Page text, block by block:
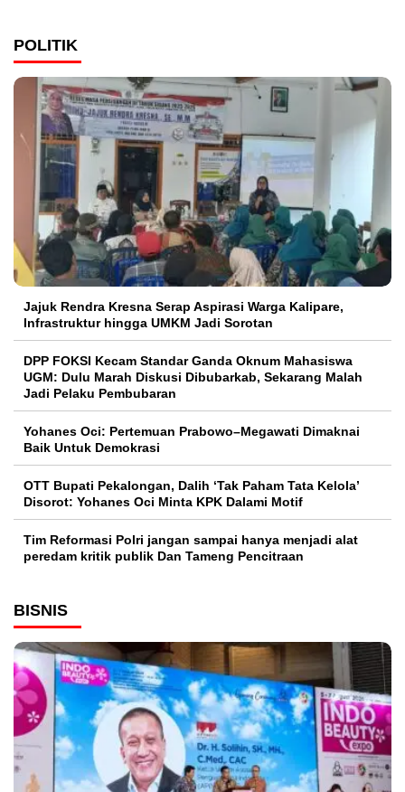
POLITIK
Jajuk Rendra Kresna Serap Aspirasi Warga Kalipare,
Infrastruktur hingga UMKM Jadi Sorotan
DPP FOKSI Kecam Standar Ganda Oknum Mahasiswa
UGM: Dulu Marah Diskusi Dibubarkab, Sekarang Malah
Jadi Pelaku Pembubaran
Yohanes Oci: Pertemuan Prabowo–Megawati Dimaknai
Baik Untuk Demokrasi
OTT Bupati Pekalongan, Dalih ‘Tak Paham Tata Kelola’
Disorot: Yohanes Oci Minta KPK Dalami Motif
Tim Reformasi Polri jangan sampai hanya menjadi alat
peredam kritik publik Dan Tameng Pencitraan
BISNIS